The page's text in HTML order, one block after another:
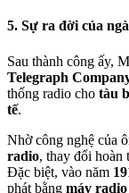
5. Sự ra đời của
Sau thành công ấy,
Telegraph
thống radio cho tàu
tế.
Nhờ công nghệ của
radio, thay đổi hoàn
Đặc biệt, vào năm
phát bằng máy